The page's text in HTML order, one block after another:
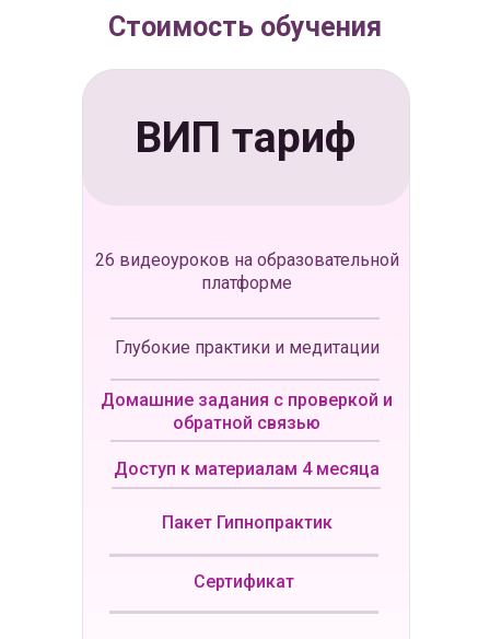
Стоимость обучения
26 видеоуроков на образовательной
платформе
Глубокие практики и медитации
Домашние задания с проверкой и
обратной связью
Доступ к материалам 4 месяца
Пакет Гипнопрактик
Сертификат
ВИП тариф